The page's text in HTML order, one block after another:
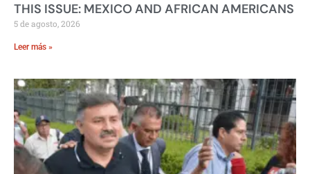
THIS ISSUE: MEXICO AND AFRICAN AMERICANS
5 de agosto, 2026
Leer más »